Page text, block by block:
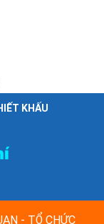
KHẤU
- TỔ CHỨC